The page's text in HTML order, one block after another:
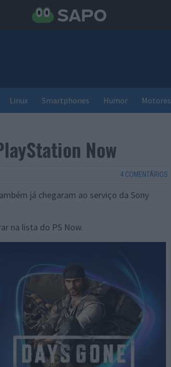
Linux Smartphones Humor Motores
Now
4 COMENTÁRIOS
já chegaram ao serviço da Sony
na lista do PS Now.